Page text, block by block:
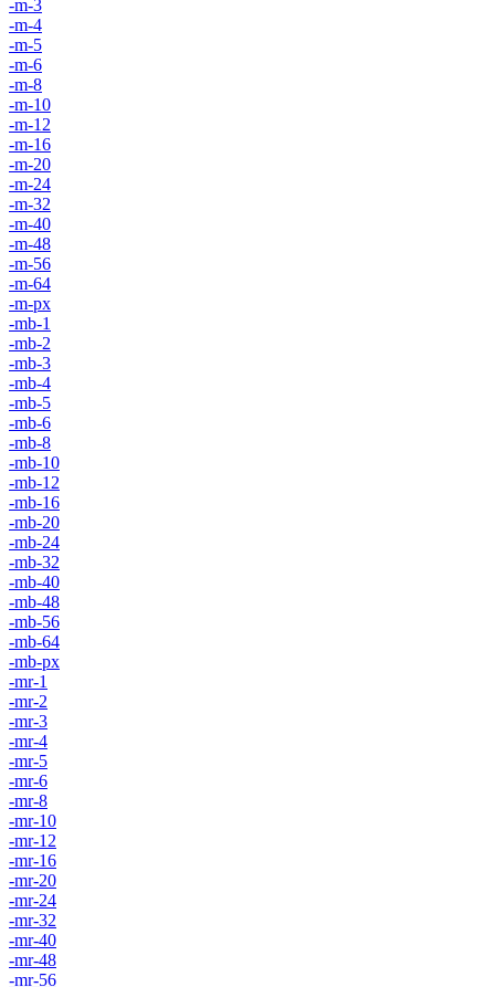
-m-3
-m-4
-m-5
-m-6
-m-8
-m-10
-m-12
-m-16
-m-20
-m-24
-m-32
-m-40
-m-48
-m-56
-m-64
-m-px
-mb-1
-mb-2
-mb-3
-mb-4
-mb-5
-mb-6
-mb-8
-mb-10
-mb-12
-mb-16
-mb-20
-mb-24
-mb-32
-mb-40
-mb-48
-mb-56
-mb-64
-mb-px
-mr-1
-mr-2
-mr-3
-mr-4
-mr-5
-mr-6
-mr-8
-mr-10
-mr-12
-mr-16
-mr-20
-mr-24
-mr-32
-mr-40
-mr-48
-mr-56